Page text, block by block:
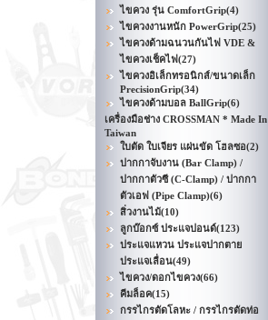
ไขควง รุ่น ComfortGrip(4)
ไขควงงานหนัก PowerGrip(25)
ไขควงด้ามฉนวนกันไฟ VDE &
ไขควงเช็คไฟ(27)
ไขควงอิเล็กทรอนิกส์/ขนาดเล็ก
PrecisionGrip(34)
ไขควงด้ามบอล BallGrip(6)
เครื่องมือช่าง CROSSMAN * Made In
Taiwan
ใบตัด ใบเจียร แผ่นขัด โฮลซอ(2)
ปากกาจับงาน (Bar Clamp) /
ปากกาตัวซี (C-Clamp) / ปากกา
ตัวเอฟ (Pipe Clamp)(6)
สิ่วงานไม้(10)
ลูกบ๊อกซ์ ประแจปอนด์(123)
ประแจแหวน ประแจปากตาย
ประแจเลื่อน(49)
ไขควง/ดอกไขควง(66)
คีมล็อค(15)
กรรไกรตัดโลหะ / กรรไกรตัดท่อ